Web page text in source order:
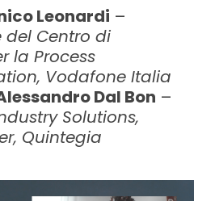
Leonardi –
del Centro di
la Process
Vodafone Italia
Dal Bon –
Solutions,
Quintegia